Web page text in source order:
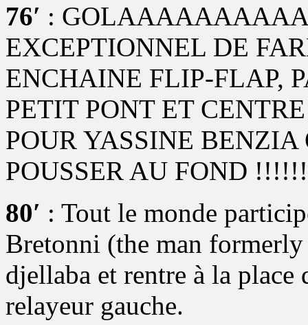
76′ :
EXCEPTIONNEL DE
ENCHAINE FLIP-FLAP,
PETIT PONT ET
POUR YASSINE
POUSSER AU FOND
80′ : Tout le monde
Bretonni (the man
djellaba et rentre à la place
relayeur gauche.